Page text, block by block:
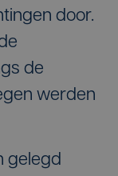
door.
de
werden
gelegd